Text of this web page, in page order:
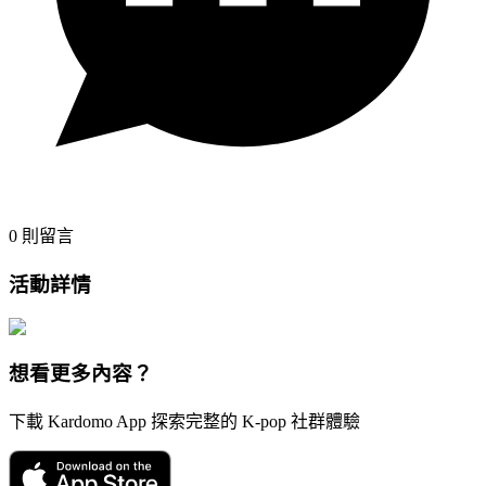
0 則留言
活動詳情
想看更多內容？
下載 Kardomo App 探索完整的 K-pop 社群體驗